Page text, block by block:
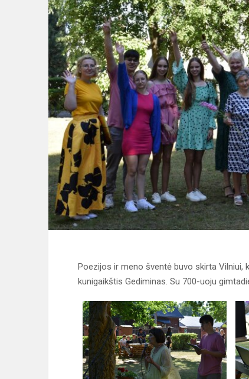
Poezijos ir meno šventė buvo skirta Vilniui,
kunigaikštis Gediminas. Su 700-uoju